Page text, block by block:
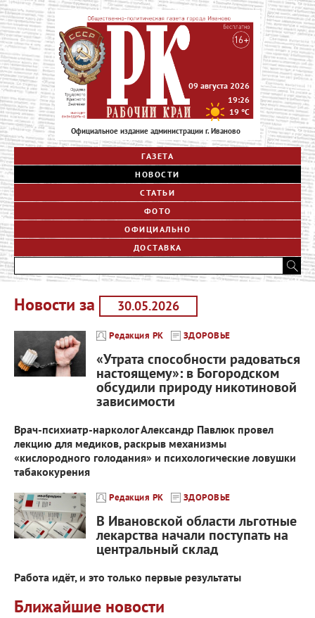
Официальное издание администрации г. Иваново
09 августа 2026
19:26
19 °C
ГАЗЕТА
НОВОСТИ
СТАТЬИ
ФОТО
ОФИЦИАЛЬНО
ДОСТАВКА
Новости за
Редакция РК ЗДОРОВЬЕ
«Утрата способности радоваться
настоящему»: в Богородском
обсудили природу никотиновой
зависимости
Врач-психиатр-нарколог Александр Павлюк провел
лекцию для медиков, раскрыв механизмы
«кислородного голодания» и психологические ловушки
табакокурения
Редакция РК ЗДОРОВЬЕ
В Ивановской области льготные
лекарства начали поступать на
центральный склад
Работа идёт, и это только первые результаты
Ближайшие новости